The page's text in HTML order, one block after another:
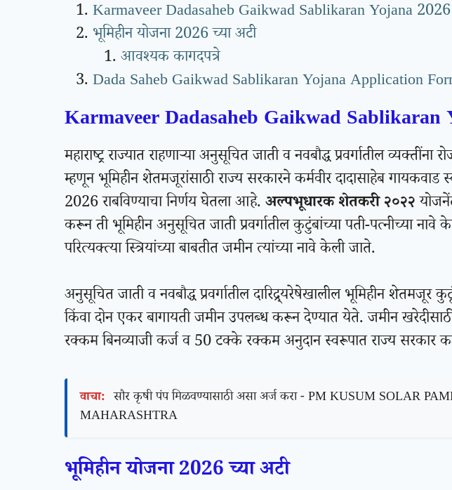
Karmaveer Dadasaheb Gaikwad Sablikaran Yojana 2026
भूमिहीन योजना 2026 च्या अटी
आवश्यक कागदपत्रे
Dada Saheb Gaikwad Sablikaran Yojana Application
Karmaveer Dadasaheb Gaikwad Sablikaran
महाराष्ट्र राज्यात राहणार्‍या अनुसूचित जाती व नवबौद्ध प्रवर्गातील व्यक्तींना
म्हणून भूमिहीन शेतमजूरांसाठी राज्य सरकारने कर्मवीर दादासाहेब
2026 राबविण्याचा निर्णय घेतला आहे. अल्पभूधारक शेतकरी २०२२
करून ती भूमिहीन अनुसूचित जाती प्रवर्गातील कुटुंबांच्या पती-पत्नीच्या नावे
परित्यक्त्या स्त्रियांच्या बाबतीत जमीन त्यांच्या नावे केली जाते.
अनुसूचित जाती व नवबौद्ध प्रवर्गातील दारिद्र्यरेषेखालील भूमिहीन शेतमजूर
किंवा दोन एकर बागायती जमीन उपलब्ध करून देण्यात येते. जमीन
रक्कम बिनव्याजी कर्ज व 50 टक्के रक्कम अनुदान स्वरूपात राज्य सरकार
वाचा: सौर कृषी पंप मिळवण्यासाठी असा अर्ज करा - PM KUSUM SOLAR
MAHARASHTRA
भूमिहीन योजना 2026 च्या अटी